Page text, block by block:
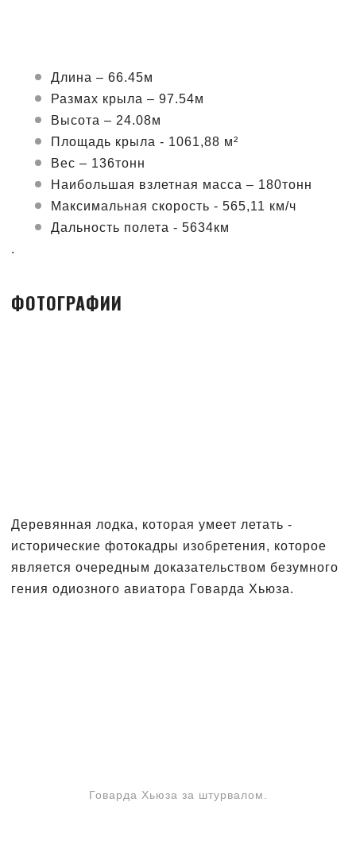
Длина – 66.45м
Размах крыла – 97.54м
Высота – 24.08м
Площадь крыла - 1061,88 м²
Вес – 136тонн
Наибольшая взлетная масса – 180тонн
Максимальная скорость - 565,11 км/ч
Дальность полета - 5634км
.
ФОТОГРАФИИ
Деревянная лодка, которая умеет летать -
исторические фотокадры изобретения, которое
является очередным доказательством безумного
гения одиозного авиатора Говарда Хьюза.
Говарда Хьюза за штурвалом.